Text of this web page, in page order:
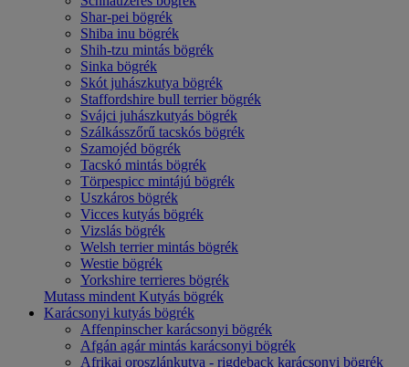
Shar-pei bögrék
Shiba inu bögrék
Shih-tzu mintás bögrék
Sinka bögrék
Skót juhászkutya bögrék
Staffordshire bull terrier bögrék
Svájci juhászkutyás bögrék
Szálkásszőrű tacskós bögrék
Szamojéd bögrék
Tacskó mintás bögrék
Törpespicc mintájú bögrék
Uszkáros bögrék
Vicces kutyás bögrék
Vizslás bögrék
Welsh terrier mintás bögrék
Westie bögrék
Yorkshire terrieres bögrék
Mutass mindent Kutyás bögrék
Karácsonyi kutyás bögrék
Affenpinscher karácsonyi bögrék
Afgán agár mintás karácsonyi bögrék
Afrikai oroszlánkutya - rigdeback karácsonyi bögrék